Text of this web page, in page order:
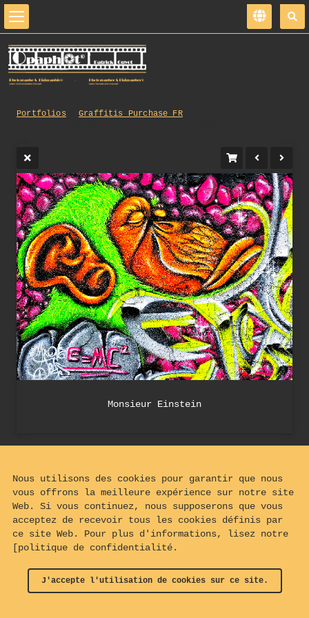
Portfolios
Graffitis_Purchase_FR
Monsieur Einstein
Nous utilisons des cookies pour garantir que nous
vous offrons la meilleure expérience sur notre site
Web. Si vous continuez, nous supposerons que vous
acceptez de recevoir tous les cookies définis par
ce site Web. Pour plus d'informations, lisez notre
[politique de confidentialité.
J'accepte l'utilisation de cookies sur ce site.